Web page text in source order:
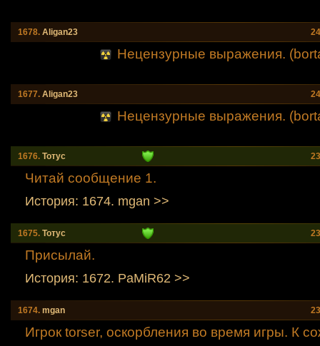
1678. Aligan23
Нецензурные выражения.
1677. Aligan23
Нецензурные выражения.
1676. Тотус
Читай сообщение 1.
История: 1674. mgan >>
1675. Тотус
Присылай.
История: 1672. PaMiR62 >>
1674. mgan
Игрок torser, оскорбления во время игры. К